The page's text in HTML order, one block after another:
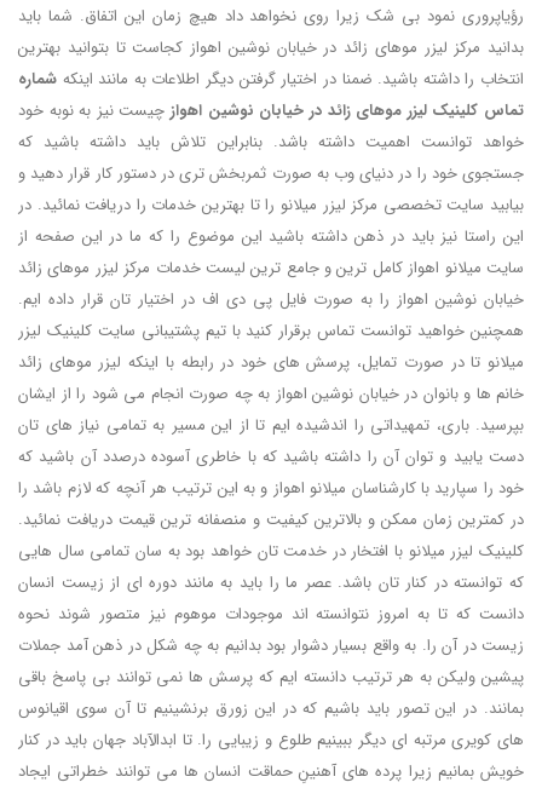
رؤیاپروری نمود بی شک زیرا روی نخواهد داد هیچ زمان این اتفاق. شما باید
بدانید مرکز لیزر موهای زائد در خیابان نوشین اهواز کجاست تا بتوانید بهترین
انتخاب را داشته باشید. ضمنا در اختیار گرفتن دیگر اطلاعات به مانند اینکه شماره
تماس کلینیک لیزر موهای زائد در خیابان نوشین اهوازچیست نیز به نوبه خود
خواهد توانست اهمیت داشته باشد. بنابراین تلاش باید داشته باشید که
جستجوی خود را در دنیای وب به صورت ثمربخش تری در دستور کار قرار دهید و
بیابید سایت تخصصی مرکز لیزر میلانو را تا بهترین خدمات را دریافت نمائید. در
این راستا نیز باید در ذهن داشته باشید این موضوع را که ما در این صفحه از
سایت میلانو اهواز کامل ترین و جامع ترین لیست خدمات مرکز لیزر موهای زائد
خیابان نوشین اهواز را به صورت فایل پی دی اف در اختیار تان قرار داده ایم.
همچنین خواهید توانست تماس برقرار کنید با تیم پشتیبانی سایت کلینیک لیزر
میلانو تا در صورت تمایل، پرسش های خود در رابطه با اینکه لیزر موهای زائد
خانم ها و بانوان در خیابان نوشین اهواز به چه صورت انجام می شود را از ایشان
بپرسید. باری، تمهیداتی را اندشیده ایم تا از این مسیر به تمامی نیاز های تان
دست یابید و توان آن را داشته باشید که با خاطری آسوده درصدد آن باشید که
خود را سپارید با کارشناسان میلانو اهواز و به این ترتیب هر آنچه که لازم باشد را
در کمترین زمان ممکن و بالاترین کیفیت و منصفانه ترین قیمت دریافت نمائید.
کلینیک لیزر میلانو با افتخار در خدمت تان خواهد بود به سان تمامی سال هایی
که توانسته در کنار تان باشد. عصر ما را باید به مانند دوره ای از زیست انسان
دانست که تا به امروز نتوانسته اند موجودات موهوم نیز متصور شوند نحوه
زیست در آن را. به واقع بسیار دشوار بود بدانیم به چه شکل در ذهن آمد جملات
پیشین ولیکن به هر ترتیب دانسته ایم که پرسش ها نمی توانند بی پاسخ باقی
بمانند. در این تصور باید باشیم که در این زورق برنشینیم تا آن سوی اقیانوس
های کویری مرتبه ای دیگر ببینیم طلوع و زیبایی را. تا ابدالآباد جهان باید در کنار
خویش بمانیم زیرا پرده های آهنینِ حماقت انسان ها می توانند خطراتی ایجاد